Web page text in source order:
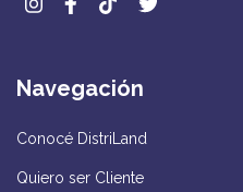
Navegación
Conocé DistriLand
Quiero ser Cliente